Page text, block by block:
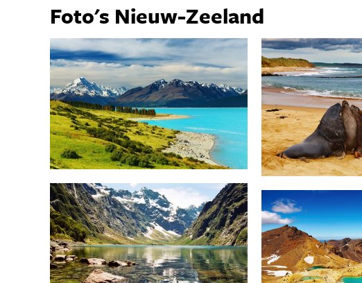
Foto's Nieuw-Zeeland